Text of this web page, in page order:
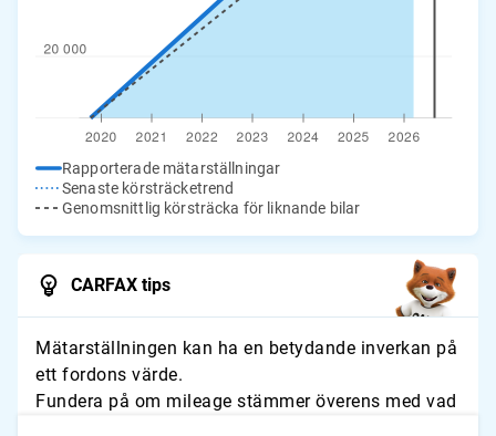
Rapporterade mätarställningar
Senaste körsträcketrend
Genomsnittlig körsträcka för liknande bilar
CARFAX tips
Mätarställningen kan ha en betydande inverkan på
ett fordons värde.
Fundera på om mileage stämmer överens med vad